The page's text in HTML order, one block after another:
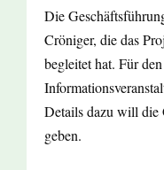
Die
Cröniger, die das
begleitet hat. Für
Details dazu will die
geben.